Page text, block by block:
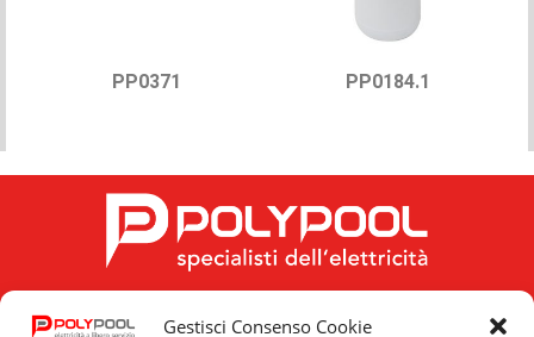
Gestisci Consenso Cookie
PP0371 PP0184.1